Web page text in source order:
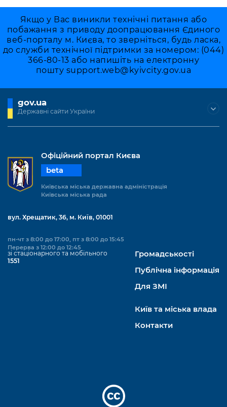
Якщо у Вас виникли технічні питання або
побажання з приводу доопрацювання Єдиного
веб-порталу м. Києва, то зверніться, будь ласка,
до служби технічної підтримки за номером: (044)
366-80-13 або напишіть на електронну
пошту support.web@kyivcity.gov.ua
gov.ua
Державні сайти України
Офіційний портал Києва
beta
Київська міська державна адміністрація
Київська міська рада
вул. Хрещатик, 36, м. Київ, 01001
пн-чт з 8:00 до 17:00, пт з 8:00 до 15:45
Перерва з 12:00 до 12:45
зі стаціонарного та мобільного
1551
Громадськості
Публічна інформація
Для ЗМІ
Київ та міська влада
Контакти